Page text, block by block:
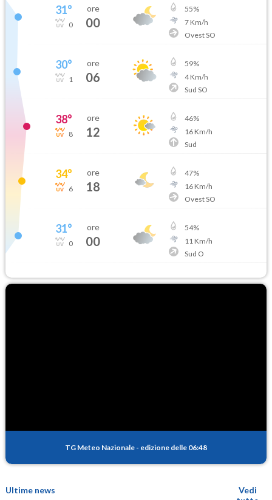
31°
0
ore
00
55%
7Km/h
Ovest SO
30°
1
ore
06
59%
4Km/h
Sud SO
38°
8
ore
12
46%
16Km/h
Sud
34°
6
ore
18
47%
16Km/h
Ovest SO
31°
0
ore
00
54%
11 Km/h
Sud O
TG Meteo Nazionale - edizione delle 06:48
Ultime news
Vedi